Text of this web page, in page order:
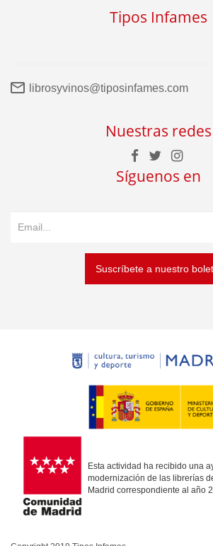
Tipos Infames
librosyvinos@tiposinfames.com
Nuestras redes
Síguenos en
Suscríbete a nuestro
Esta actividad ha recibido una
modernización de las librerías
Madrid correspondiente al año